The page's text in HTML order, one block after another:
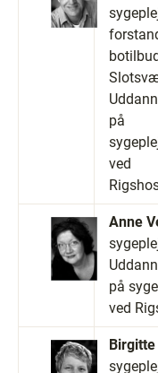
på
ved
Anne
på
ved